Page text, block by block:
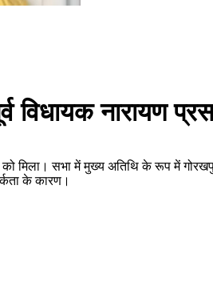
विधायक नारायण
मिला। सभा में मुख्य अतिथि के रूप में
के कारण।